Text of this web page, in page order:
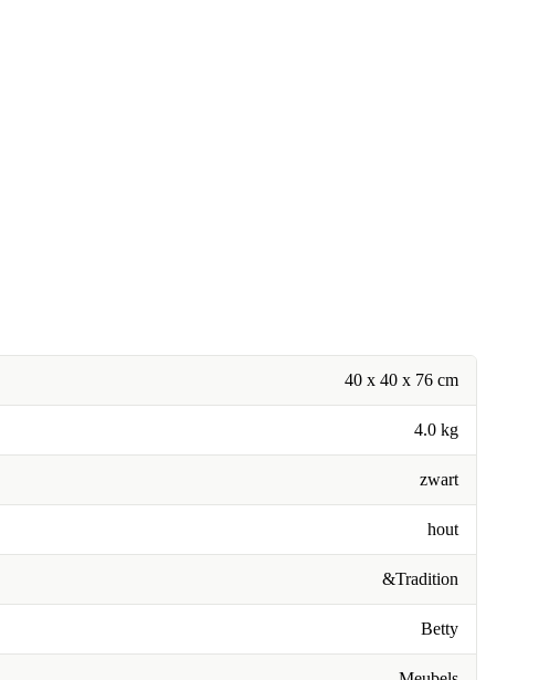
40 x 40 x 76 cm
4.0 kg
zwart
hout
&Tradition
Betty